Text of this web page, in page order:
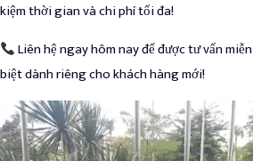
kiệm thời gian và chi phí tối đa!
Liên hệ ngay hôm nay để được tư vấn
biệt dành riêng cho khách hàng mới!